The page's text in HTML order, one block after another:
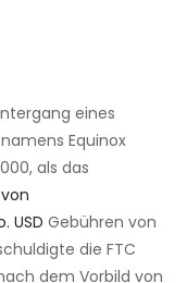
eines
Equinox
als das
USD Gebühren von
die FTC
dem Vorbild von